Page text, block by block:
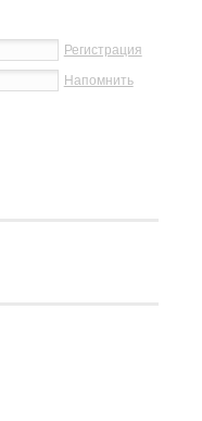
Регистрация
Напомнить